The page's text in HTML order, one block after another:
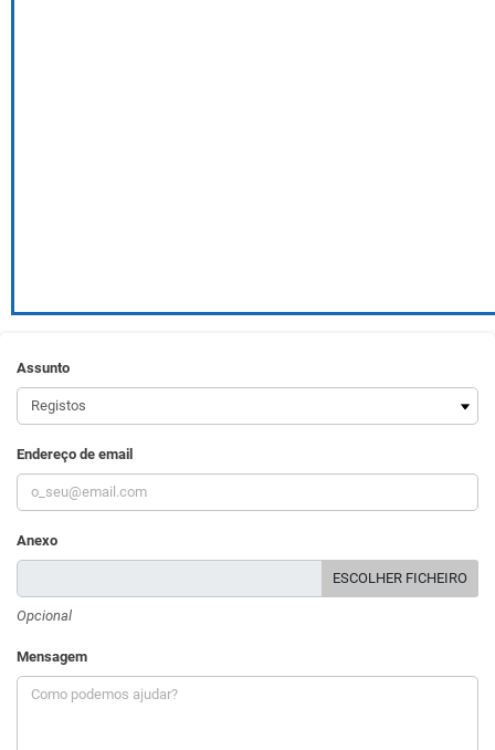
Assunto
Endereço de email
Anexo
ESCOLHER FICHEIRO
Opcional
Mensagem